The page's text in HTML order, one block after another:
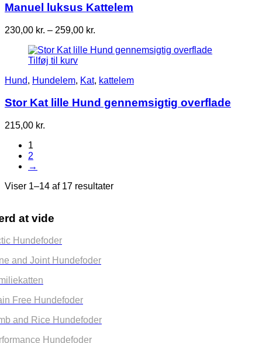
Manuel luksus Kattelem
230,00 kr. – 259,00 kr.
til
Tilføj til kurv
Hund, Hundelem, Kat, kattelem
Stor Kat lille Hund gennemsigtig overflade
215,00 kr.
1
2
→
Viser 1–14 af 17 resultater
at vide
Hundefoder
and Joint Hundefoder
Free Hundefoder
and Rice Hundefoder
Hundefoder